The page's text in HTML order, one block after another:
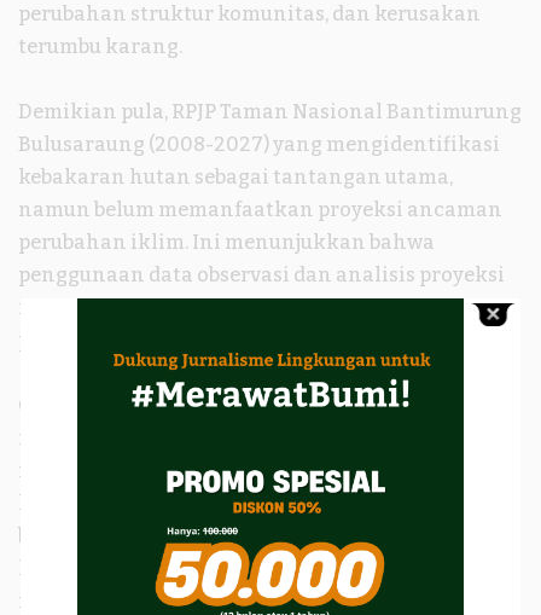
perubahan struktur komunitas, dan kerusakan
terumbu karang.
Demikian pula, RPJP Taman Nasional Bantimurung
Bulusaraung (2008-2027) yang mengidentifikasi
kebakaran hutan sebagai tantangan utama,
namun belum memanfaatkan proyeksi ancaman
perubahan iklim. Ini menunjukkan bahwa
penggunaan data observasi dan analisis proyeksi
iklim belum sepenuhnya dimaksimalkan dalam
perencanaan taman nasional.
Oleh karena itu, integrasi analisis perubahan
iklim dalam perencanaan pengelolaan taman
nasional menjadi kunci dalam memastikan bahwa
kawasan-kawasan konservasi ini dapat
beradaptasi dan bertahan menghadapi tantangan
lingkungan di masa depan, serta tetap
memberikan manfaat ekologis dan ekonomis yang